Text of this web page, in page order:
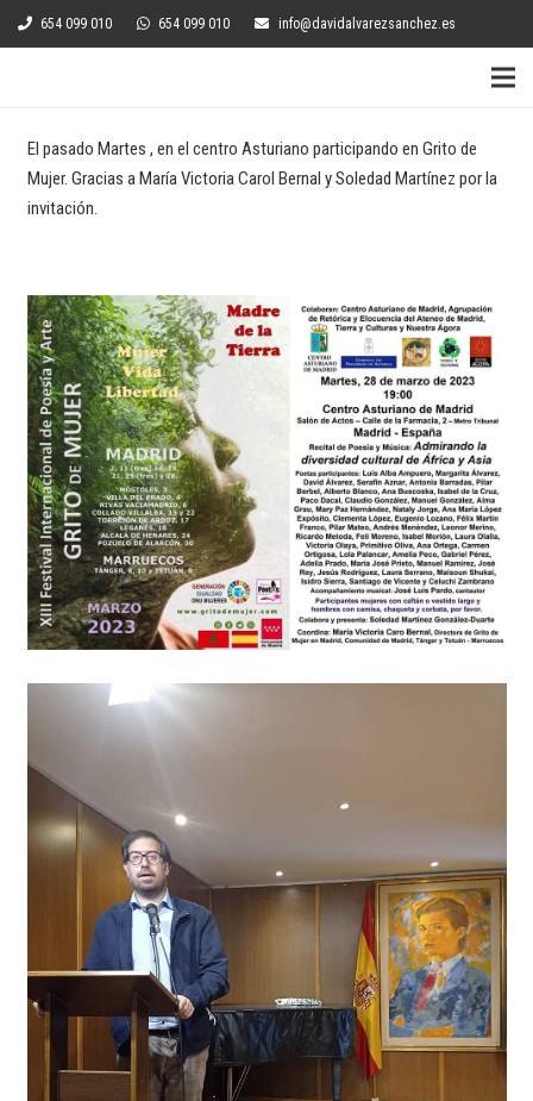
654 099 010 654 099 010 info@davidalvarezsanchez.es
El pasado Martes , en el centro Asturiano participando en Grito de
Mujer. Gracias a María Victoria Carol Bernal y Soledad Martínez por la
invitación.